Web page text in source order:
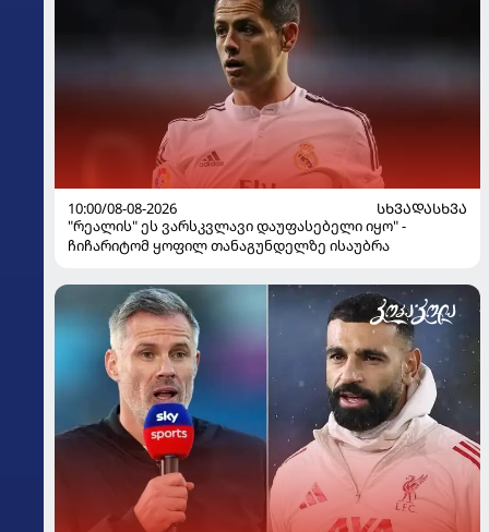
10:00/08-08-2026
ᲡᲮᲕᲐᲓᲐᲡᲮᲕᲐ
"რეალის" ეს ვარსკვლავი დაუფასებელი იყო" -
ჩიჩარიტომ ყოფილ თანაგუნდელზე ისაუბრა